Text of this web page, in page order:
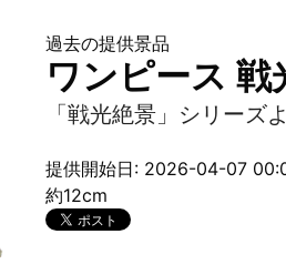
過去の提供景品
ワンピース
「戦光絶景」シリーズ
提供開始日: 2026-04-07
約12cm